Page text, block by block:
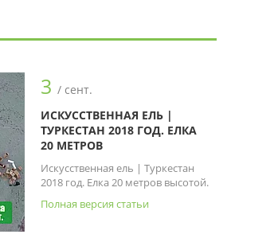
3/ сент.
ИСКУССТВЕННАЯ ЕЛЬ |
ТУРКЕСТАН 2018 ГОД. ЕЛКА
20 МЕТРОВ
Искусственная ель | Туркестан
2018 год. Елка 20 метров высотой.
Полная версия статьи